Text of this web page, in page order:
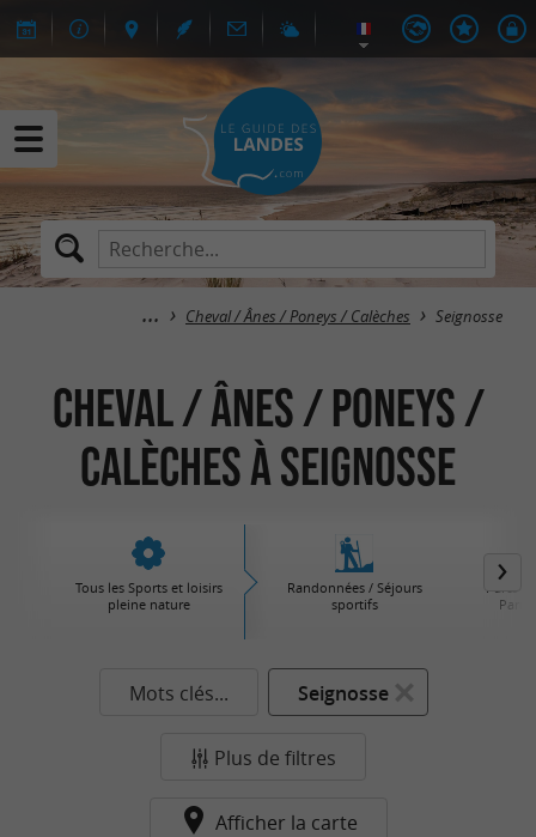
Cheval / Ânes / Poneys / Calèches Seignosse
Cheval / Ânes / Poneys /
Calèches à Seignosse
Tous les Sports et loisirs
pleine nature
Randonnées / Séjours
sportifs
Parcs
Mots clés... Seignosse
Plus de filtres
Afficher la carte